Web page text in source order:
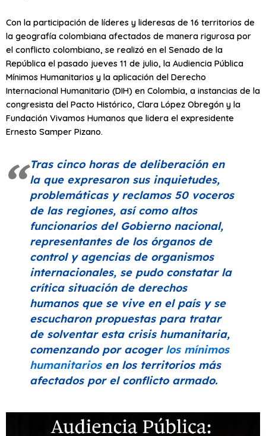
Con la participación de líderes y lideresas de 16 territorios de
la geografía colombiana afectados de manera rigurosa por
el conflicto colombiano, se realizó en el Senado de la
República el pasado jueves 11 de julio, la Audiencia Pública
Mínimos Humanitarios y la aplicación del Derecho
Internacional Humanitario (DIH) en Colombia, a instancias de la
congresista del Pacto Histórico, Clara López Obregón y la
Fundación Vivamos Humanos que lidera el expresidente
Ernesto Samper Pizano.
Tras cinco horas de deliberación en
la que expresaron sus inquietudes,
problemáticas y reclamos 50 voceros
de las regiones, así como altos
funcionarios del Gobierno nacional,
representantes de los órganos de
control y agencias de organismos
internacionales, se pudo constatar la
crítica situación de derechos
humanos que se vive en el país y se
escucharon propuestas para tratar
de solventar esta crisis humanitaria,
comenzando por acoger los mínimos
humanitariosen los territorios más
afectados por el conflicto armado.